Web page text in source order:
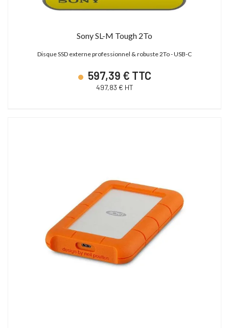
Sony SL-M Tough 2To
Disque SSD externe professionnel & robuste 2To - USB-C
597,39 € TTC
497,83 € HT